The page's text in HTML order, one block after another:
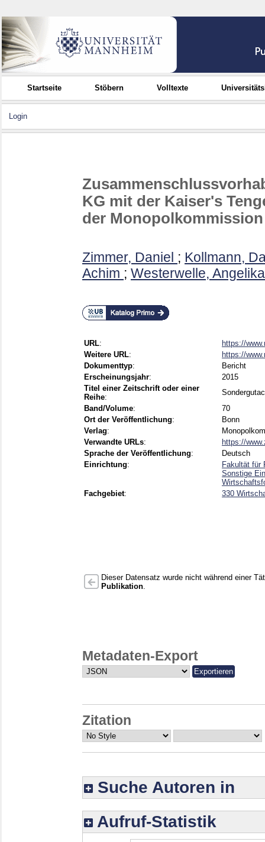
Startseite Stöbern Volltexte
Login
KG mit der Kaiser's
der Monopolkommission
Zimmer, Daniel ; Kollmann,
Achim ; Westerwelle, Angelika
URL:
https://
Weitere URL:
https://
Dokumenttyp:
Bericht
Erscheinungsjahr:
2015
Titel einer Zeitschrift oder einer
Reihe:
Band/Volume:
70
Ort der Veröffentlichung:
Bonn
Verlag:
Verwandte URLs:
https://
Sprache der Veröffentlichung:
Deutsch
Einrichtung:
Fakultät für
Sonstige
Fachgebiet: 330
Dieser Datensatz wurde nicht während einer
Publikation
Metadaten-Export
Zitation
Suche Autoren in
Aufruf-Statistik